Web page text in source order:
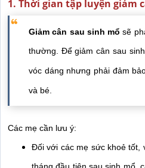
1. Thời gian tập luyện giảm
Giảm cân sau sinh mổ sẽ
thường. Để giảm cân sau
vóc dáng nhưng phải đảm
và bé.
Các mẹ cần lưu ý:
Đối với các mẹ sức khoẻ tốt,